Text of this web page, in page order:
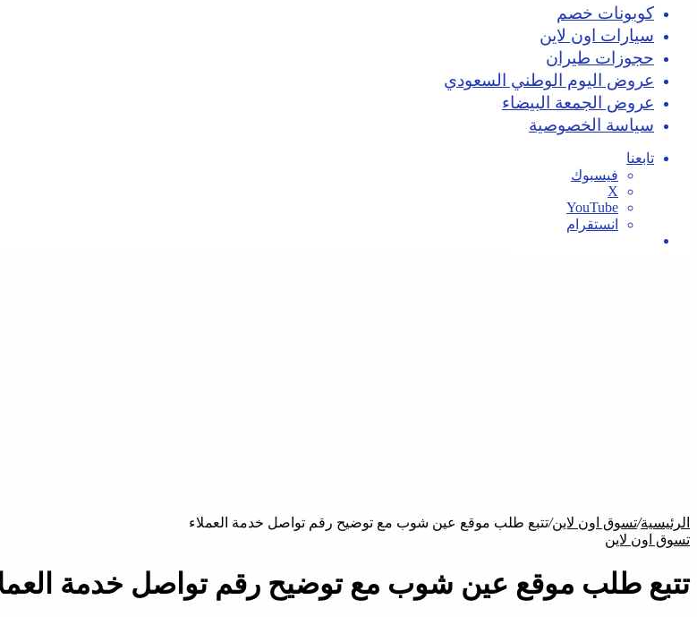
كوبونات خصم
سيارات اون لاين
حجوزات طيران
عروض اليوم الوطني السعودي
عروض الجمعة البيضاء
سياسة الخصوصية
تابعنا
فيسبوك
‫X
‫YouTube
انستقرام
الرئيسية/تسوق اون لاين/تتبع طلب موقع عين شوب مع توضيح رقم تواصل خدمة العملاء
تسوق اون لاين
تتبع طلب موقع عين شوب مع توضيح رقم تواصل خدمة